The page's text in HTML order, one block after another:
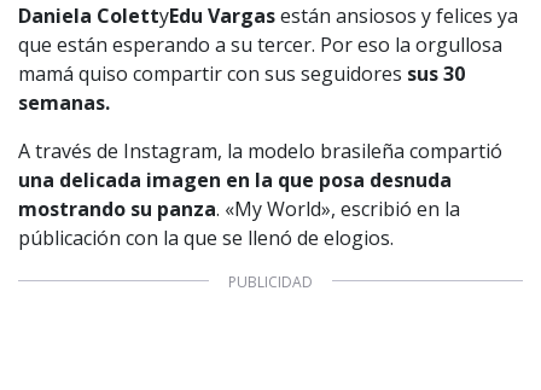
Daniela ColettyEdu Vargasestán ansiosos y felices ya
que están esperando a su tercer. Por eso la orgullosa
mamá quiso compartir con sus seguidores sus 30
semanas.
A través de Instagram, la modelo brasileña compartió
una delicada imagen en la que posa desnuda
mostrando su panza. «My World», escribió en la
públicación con la que se llenó de elogios.